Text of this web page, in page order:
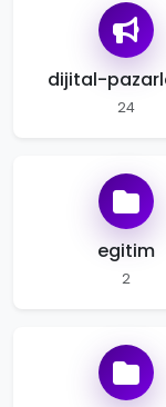
dijital-
24
egitim
2